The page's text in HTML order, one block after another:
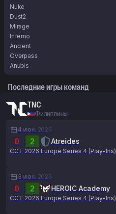
Nuke
Dust2
Mirage
Inferno
Ancient
Overpass
Anubis
Последние игры команд
TNC
Филиппины
4 июн. 2026
0 : 2 Atreides
CCT 2026 Europe Series 4 (Play-Ins)
3 июн. 2026
0 : 2 HEROIC Academy
CCT 2026 Europe Series 4 (Play-Ins)